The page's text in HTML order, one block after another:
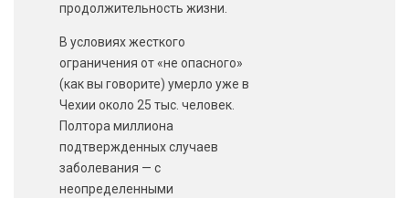
продолжительность жизни.
В условиях жесткого
ограничения от «не опасного»
(как вы говорите) умерло уже в
Чехии около 25 тыс. человек.
Полтора миллиона
подтвержденных случаев
заболевания — с
неопределенными